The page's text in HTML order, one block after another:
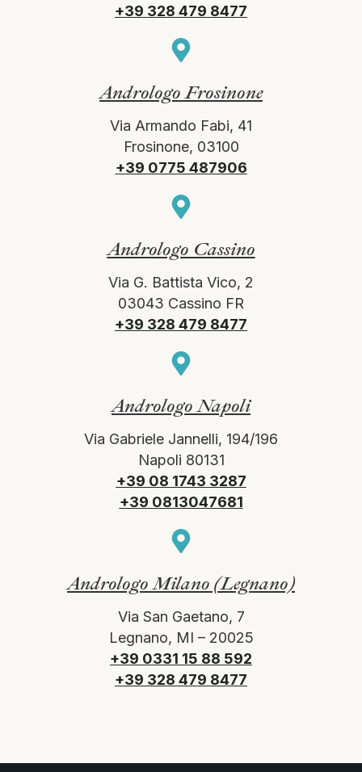
+39 328 479 8477
Andrologo Frosinone
Via Armando Fabi, 41
Frosinone, 03100
+39 0775 487906
Andrologo Cassino
Via G. Battista Vico, 2
03043 Cassino FR
+39 328 479 8477
Andrologo Napoli
Via Gabriele Jannelli, 194/196
Napoli 80131
+39 08 1743 3287
+39 0813047681
Andrologo Milano (Legnano)
Via San Gaetano, 7
Legnano, MI – 20025
+39 0331 15 88 592
+39 328 479 8477